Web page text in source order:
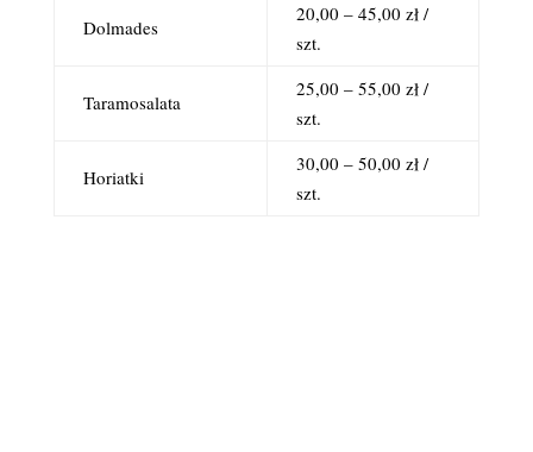
Dolmades
20,00 – 45,00 zł /
szt.
Taramosalata
25,00 – 55,00 zł /
szt.
Horiatki
30,00 – 50,00 zł /
szt.